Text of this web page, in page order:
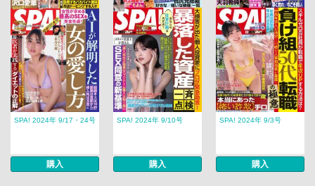
SPA! 2024年 9/17・24号
購入
SPA! 2024年 9/10号
購入
SPA! 2024年 9/3号
購入